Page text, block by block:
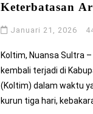
Keterbatasan
Januari 21, 2026
Koltim, Nuansa Sultra
kembali terjadi di
(Koltim) dalam waktu
kurun tiga hari,